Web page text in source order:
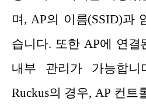
며, AP의 이름(SSID)과
습니다. 또한 AP에 연결
내부 관리가 가능합니
Ruckus의 경우, AP 컨트